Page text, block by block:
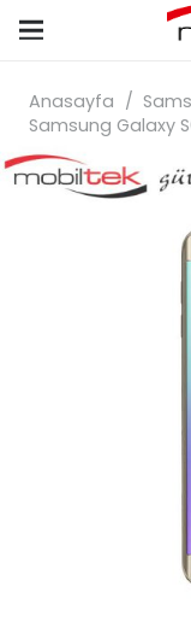
Anasayfa /
Samsung Galaxy